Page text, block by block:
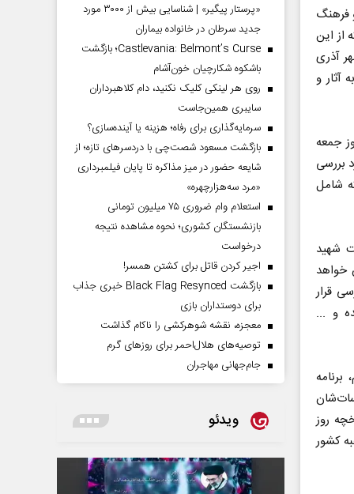
فرهنگ
از این
آذری
آثار و
روز جمعه
بررسی
شامل
شخصیت شهید
خواهد
قرار
و ...
روز
کشور
«پرستار پیگیر» | شناسایی بیش از ۳۰۰۰ مورد
جدید سرطان در خانواده بیماران
Castlevania: Belmont’s Curse؛ بازگشت
باشکوه شکارچیان خون‌آشام
روی هر لینکی کلیک نکنید، دام کلاهبرداران
سایبری همین‌جاست
سرمایه‌گذاری برای رفاه؛ هزینه یا آینده‌سازی؟
بازگشت مسعود شصت‌چی با دردسر‌های تازه؛ از
شایعه حضور در میز مذاکره تا پایان فیلمبرداری
«مرد سه‌هزارچهره»
استعلام وام ضروری ۷۵ میلیون تومانی
بازنشستگان کشوری؛ نحوه مشاهده نتیجه
درخواست
اجیر کردن قاتل برای کشتن همسر!
بازگشت Black Flag Resynced خبری جذاب
برای دوستداران بازی
معجزه، نقشه شوهرکشی را ناکام گذاشت
توصیه‌های هلال‌احمر برای روز‌های گرم
جام‌جهانی مهاجران
ویدئو